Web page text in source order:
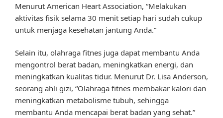
Menurut American Heart Association, “Melakukan
aktivitas fisik selama 30 menit setiap hari sudah cukup
untuk menjaga kesehatan jantung Anda.”
Selain itu, olahraga fitnes juga dapat membantu Anda
mengontrol berat badan, meningkatkan energi, dan
meningkatkan kualitas tidur. Menurut Dr. Lisa Anderson,
seorang ahli gizi, “Olahraga fitnes membakar kalori dan
meningkatkan metabolisme tubuh, sehingga
membantu Anda mencapai berat badan yang sehat.”